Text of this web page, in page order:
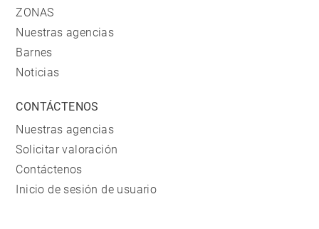
ZONAS
Nuestras agencias
Barnes
Noticias
CONTÁCTENOS
Nuestras agencias
Solicitar valoración
Contáctenos
Inicio de sesión de usuario